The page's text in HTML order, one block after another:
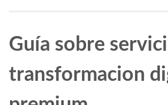
Guía sobre
transformacion